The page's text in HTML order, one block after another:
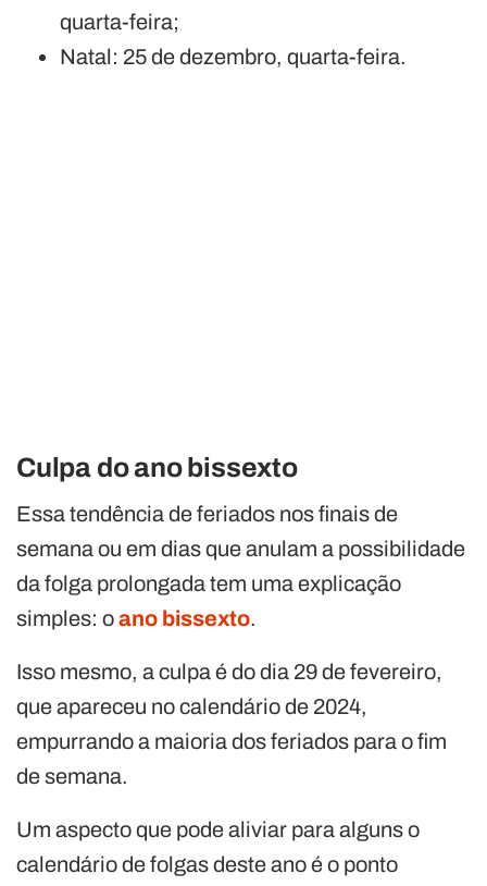
quarta-feira;
Natal: 25 de dezembro, quarta-feira.
Culpa do ano bissexto
Essa tendência de feriados nos finais de
semana ou em dias que anulam a possibilidade
da folga prolongada tem uma explicação
simples: oano bissexto.
Isso mesmo, a culpa é do dia 29 de fevereiro,
que apareceu no calendário de 2024,
empurrando a maioria dos feriados para o fim
de semana.
Um aspecto que pode aliviar para alguns o
calendário de folgas deste ano é o ponto